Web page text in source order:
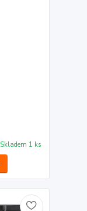
Skladem 1 ks